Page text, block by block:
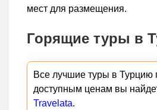
мест для размещения.
Горящие туры в
Все лучшие туры в Турцию
доступным ценам вы
Travelata.